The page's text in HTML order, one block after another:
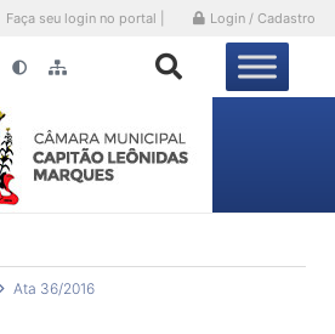
Faça seu login no portal | Login / Cadastro
Ata 36/2016